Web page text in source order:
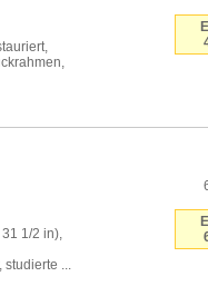
1/2 in),
studierte ...